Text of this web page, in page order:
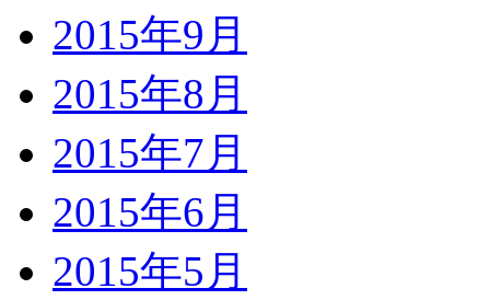
2015年9月
2015年8月
2015年7月
2015年6月
2015年5月